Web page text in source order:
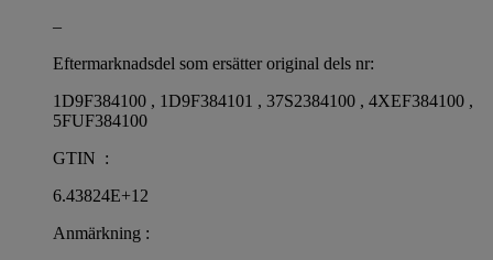
–
Eftermarknadsdel som ersätter original dels nr:
1D9F384100 , 1D9F384101 , 37S2384100 , 4XEF384100 ,
5FUF384100
GTIN :
6.43824E+12
Anmärkning :